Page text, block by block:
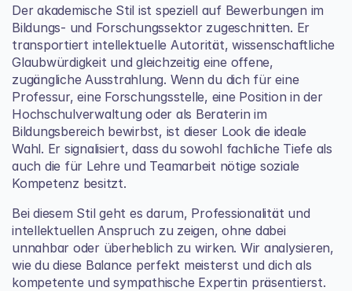
Der akademische Stil ist speziell auf Bewerbungen im
Bildungs- und Forschungssektor zugeschnitten. Er
transportiert intellektuelle Autorität, wissenschaftliche
Glaubwürdigkeit und gleichzeitig eine offene,
zugängliche Ausstrahlung. Wenn du dich für eine
Professur, eine Forschungsstelle, eine Position in der
Hochschulverwaltung oder als Beraterin im
Bildungsbereich bewirbst, ist dieser Look die ideale
Wahl. Er signalisiert, dass du sowohl fachliche Tiefe als
auch die für Lehre und Teamarbeit nötige soziale
Kompetenz besitzt.
Bei diesem Stil geht es darum, Professionalität und
intellektuellen Anspruch zu zeigen, ohne dabei
unnahbar oder überheblich zu wirken. Wir analysieren,
wie du diese Balance perfekt meisterst und dich als
kompetente und sympathische Expertin präsentierst.